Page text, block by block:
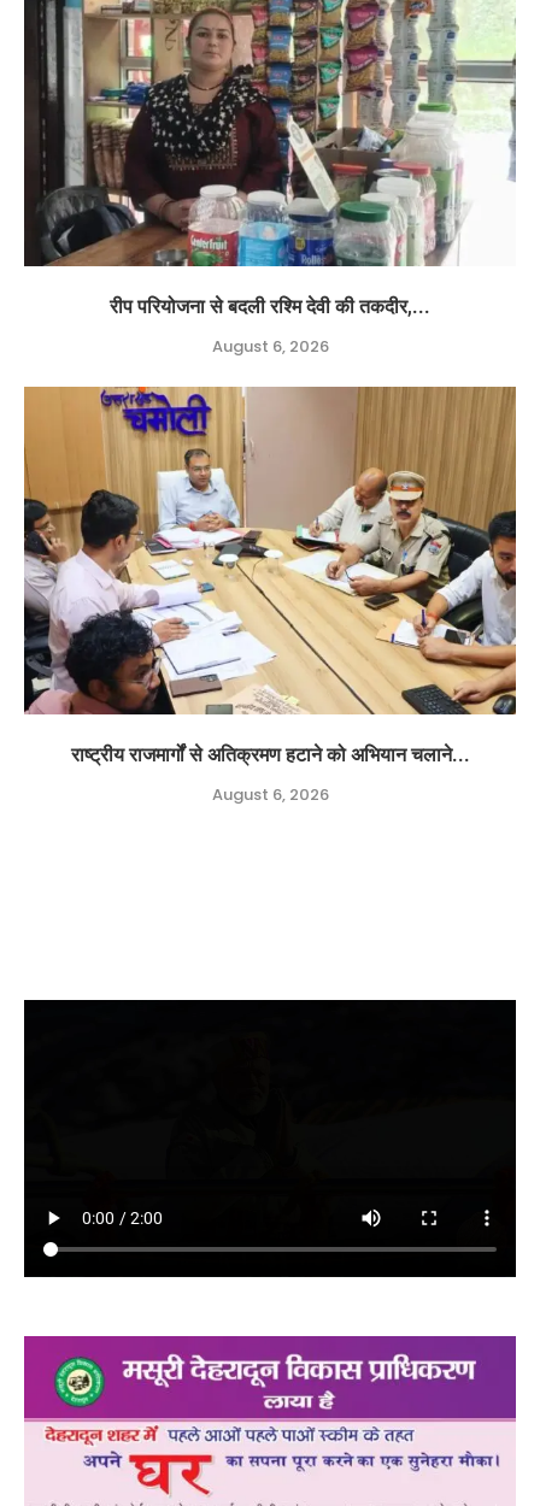
रीप परियोजना से बदली रश्मि देवी की तकदीर,...
August 6, 2026
राष्ट्रीय राजमार्गों से अतिक्रमण हटाने को अभियान चलाने...
August 6, 2026